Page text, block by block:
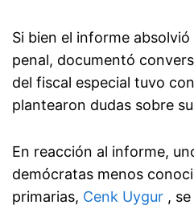
Si bien el informe
penal, documentó
del fiscal especial tuvo
plantearon dudas sobre
En reacción al informe,
demócratas menos
primarias, Cenk Uygur ,